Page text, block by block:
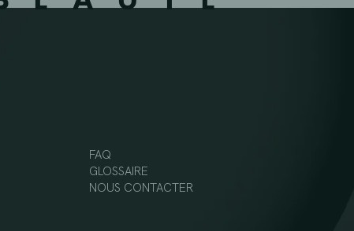
FAQ
GLOSSAIRE
NOUS CONTACTER